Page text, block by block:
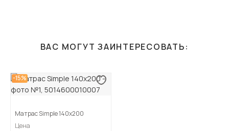
ВАС МОГУТ ЗАИНТЕРЕСОВАТЬ:
-15%
Матрас Simple 140х200
Цена